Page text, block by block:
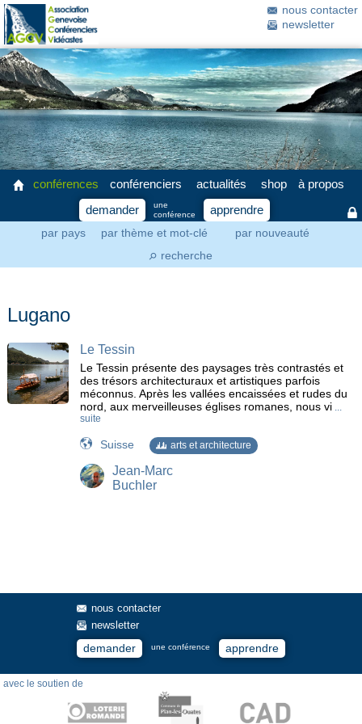
nous contacter
newsletter
conférences
par pays par thème et mot-clé par nouveauté
⚲ recherche
conférenciers actualités shop
à propos
demander
une
conférence
apprendre
Lugano
Le Tessin
Le Tessin présente des paysages très contrastés et
des trésors architecturaux et artistiques parfois
méconnus. Après les vallées encaissées et rudes du
nord, aux merveilleuses églises romanes, nous vi...
suite
Suisse arts et architecture
Jean-Marc
Buchler
nous contacter
newsletter
demander une conférence apprendre
avec le soutien de